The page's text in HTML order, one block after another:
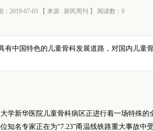
：2019-07-03 【 来源 : 新民周刊 】 阅读数： 0
有中国特色的儿童骨科发展道路，对国内儿童
新华医院儿童骨科病区正进行着一场特殊的
知名专家正在为“7.23”甬温线铁路重大事故中